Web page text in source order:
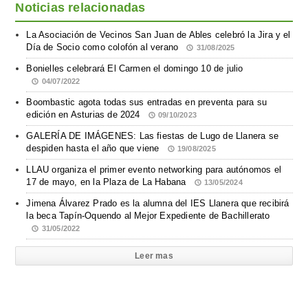
Noticias relacionadas
La Asociación de Vecinos San Juan de Ables celebró la Jira y el
Día de Socio como colofón al verano
31/08/2025
Bonielles celebrará El Carmen el domingo 10 de julio
04/07/2022
Boombastic agota todas sus entradas en preventa para su
edición en Asturias de 2024
09/10/2023
GALERÍA DE IMÁGENES: Las fiestas de Lugo de Llanera se
despiden hasta el año que viene
19/08/2025
LLAU organiza el primer evento networking para autónomos el
17 de mayo, en la Plaza de La Habana
13/05/2024
Jimena Álvarez Prado es la alumna del IES Llanera que recibirá
la beca Tapín-Oquendo al Mejor Expediente de Bachillerato
31/05/2022
Leer mas